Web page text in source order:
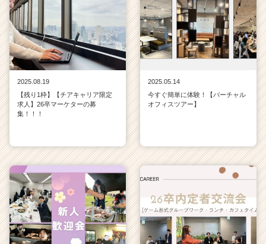
2025.08.19
【残り1枠】【チアキャリア限定
求人】26卒マーケターの募
集！！！
2025.05.14
今すぐ簡単に体験！【バーチャル
オフィスツアー】